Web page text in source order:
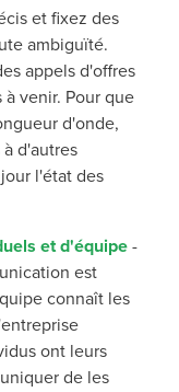
et fixez des
ambiguïté.
appels d'offres
à venir. Pour que
d'onde,
d'autres
l'état des
et d'équipe -
est
connaît les
ont leurs
de les